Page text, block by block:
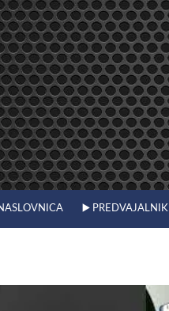
▶️ PREDVAJALNIK